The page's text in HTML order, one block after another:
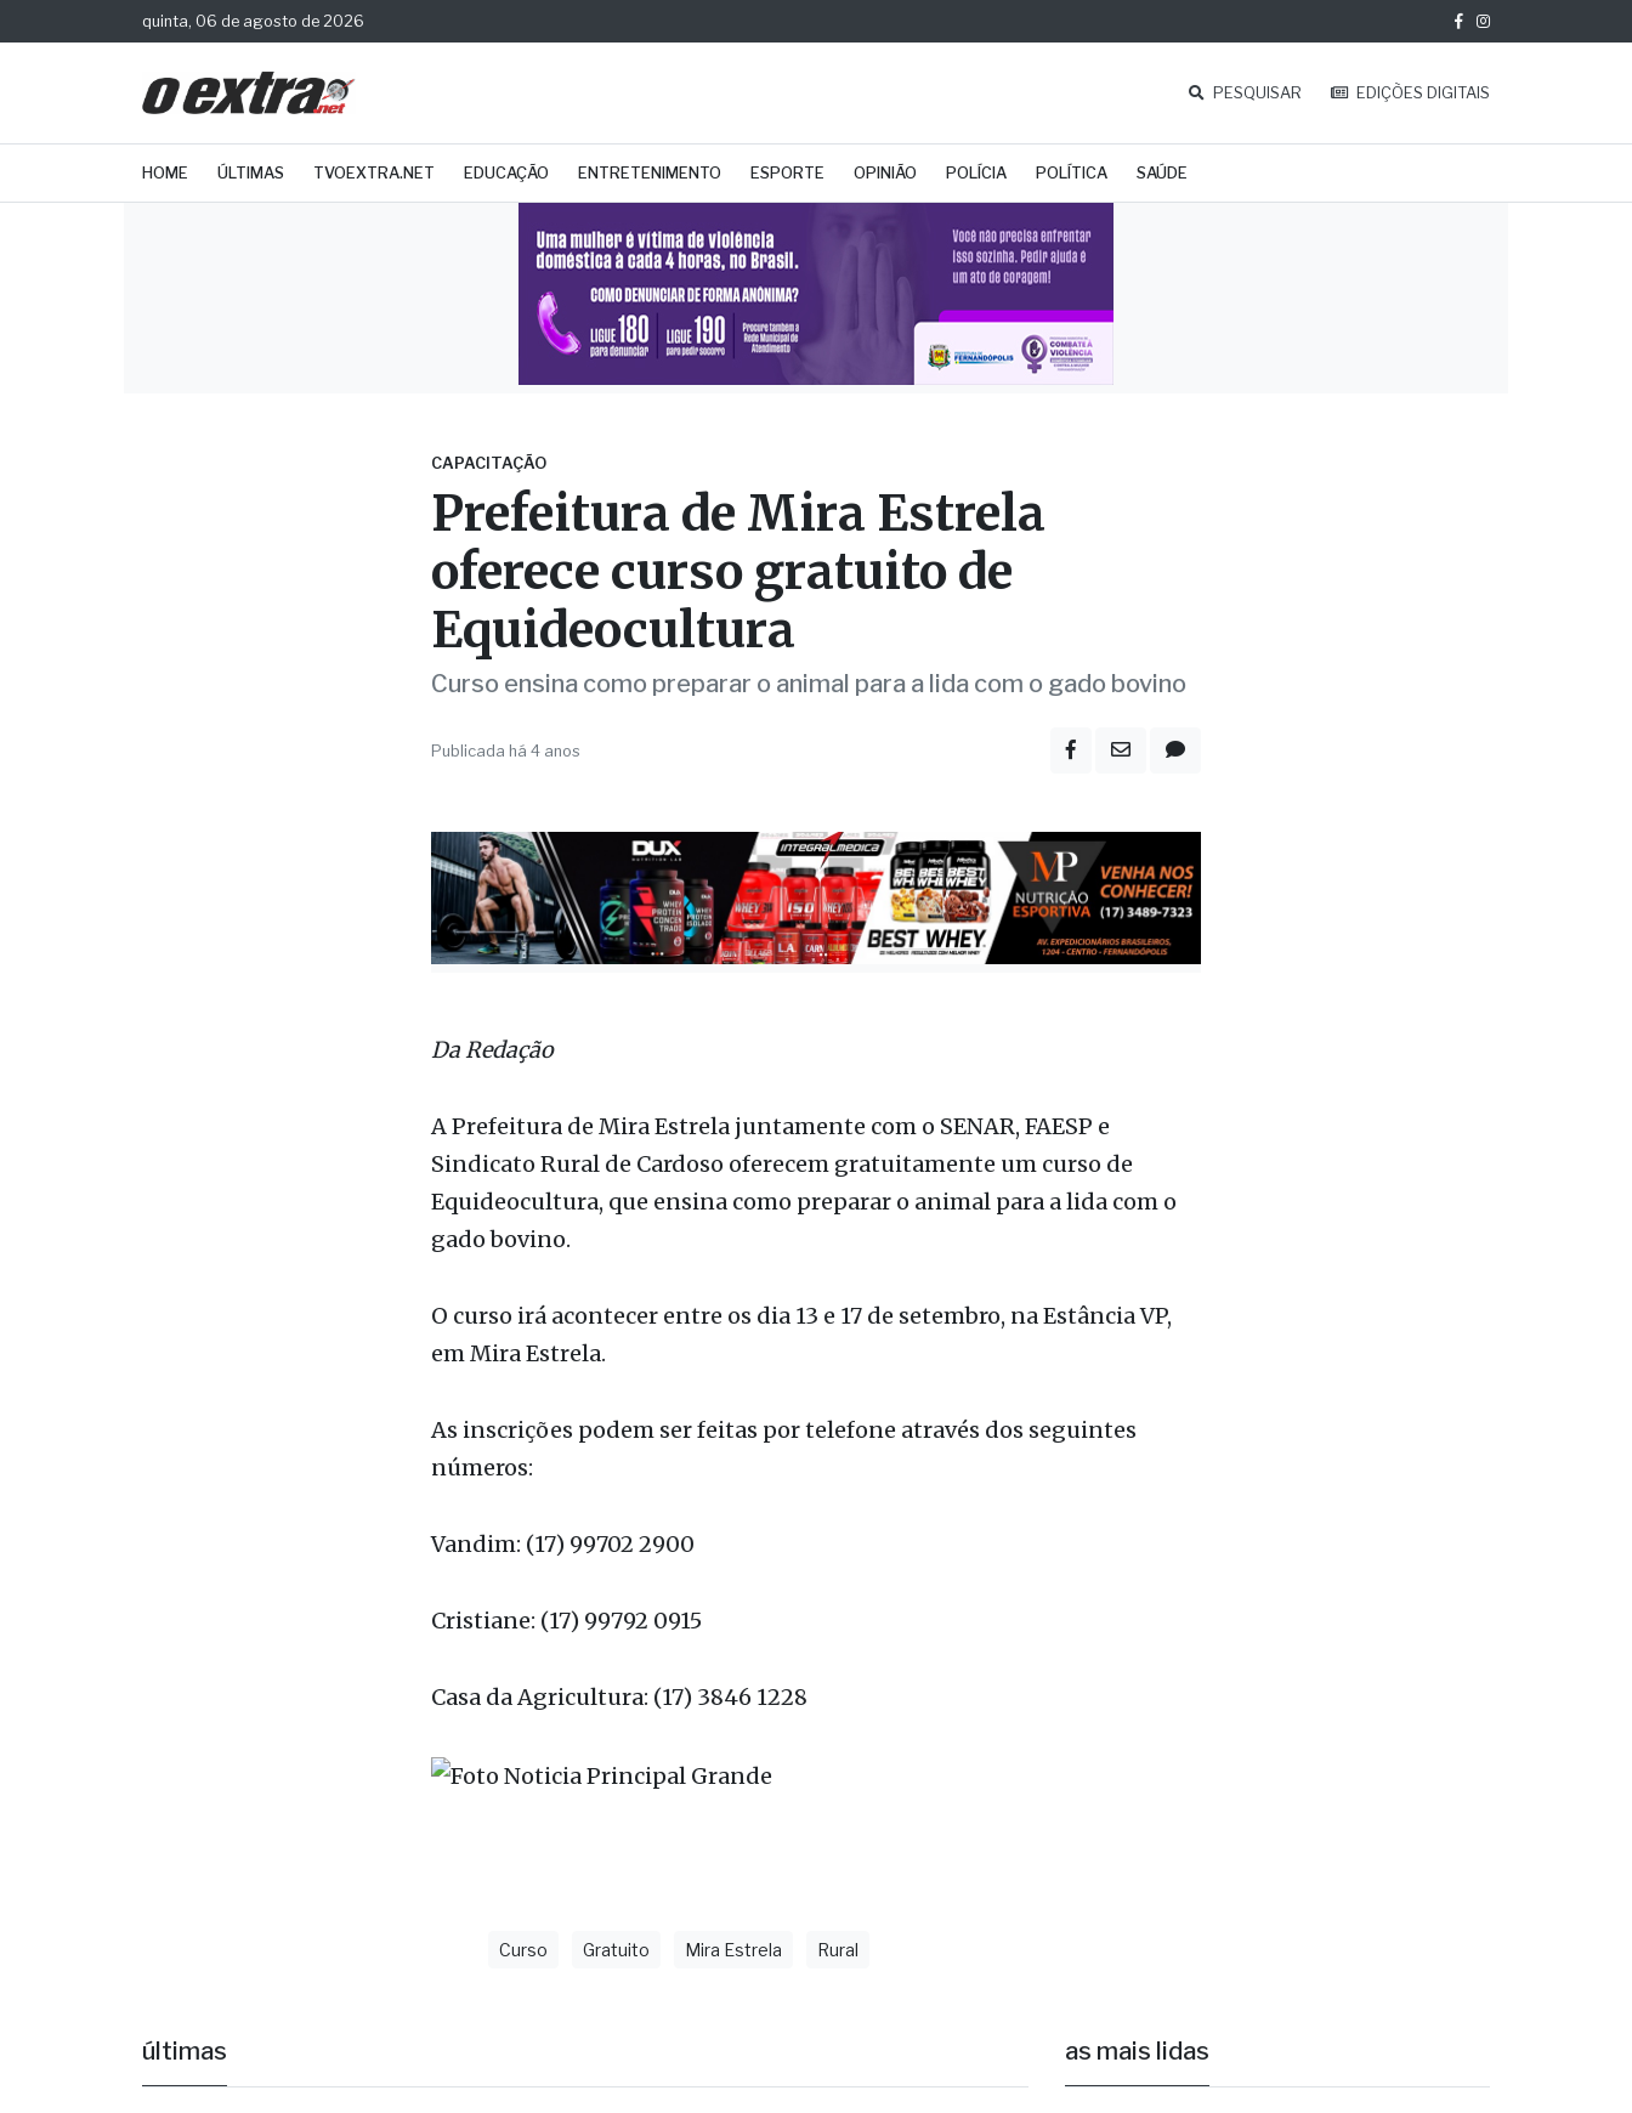
quinta, 06 de agosto de 2026
PESQUISAR EDIÇÕES DIGITAIS
HOME ÚLTIMAS TVOEXTRA.NET EDUCAÇÃO ENTRETENIMENTO ESPORTE OPINIÃO POLÍCIA POLÍTICA SAÚDE
CAPACITAÇÃO
Prefeitura de Mira Estrela
oferece curso gratuito de
Equideocultura
Curso ensina como preparar o animal para a lida com o gado bovino
Publicada há 4 anos
Da Redação
A Prefeitura de Mira Estrela juntamente com o SENAR, FAESP e
Sindicato Rural de Cardoso oferecem gratuitamente um curso de
Equideocultura, que ensina como preparar o animal para a lida com o
gado bovino.
O curso irá acontecer entre os dia 13 e 17 de setembro, na Estância VP,
em Mira Estrela.
As inscrições podem ser feitas por telefone através dos seguintes
números:
Vandim: (17) 99702 2900
Cristiane: (17) 99792 0915
Casa da Agricultura: (17) 3846 1228
Curso Gratuito Mira Estrela Rural
últimas as mais lidas